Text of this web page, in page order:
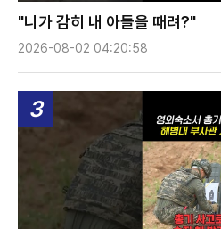
"니가 감히 내 아들을 때려?"
2026-08-02 04:20:58
3